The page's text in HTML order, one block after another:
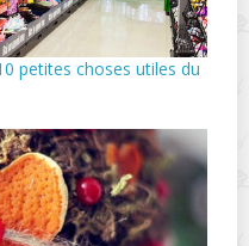
petites choses utiles du